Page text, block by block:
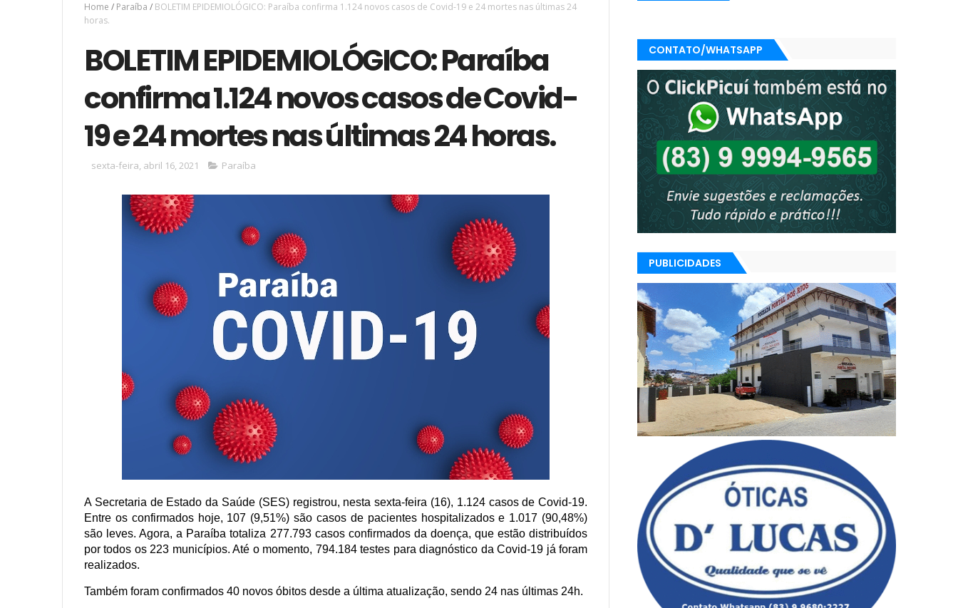
Home / Paraíba / BOLETIM EPIDEMIOLÓGICO: Paraíba confirma 1.124 novos casos de Covid-19 e 24 mortes nas últimas 24
horas.
BOLETIM EPIDEMIOLÓGICO: Paraíba
confirma 1.124 novos casos de Covid-
19 e 24 mortes nas últimas 24 horas.
sexta-feira, abril 16, 2021 Paraíba
A Secretaria de Estado da Saúde (SES) registrou, nesta sexta-feira (16), 1.124 casos de Covid-19.
Entre os confirmados hoje, 107 (9,51%) são casos de pacientes hospitalizados e 1.017 (90,48%)
são leves. Agora, a Paraíba totaliza 277.793 casos confirmados da doença, que estão distribuídos
por todos os 223 municípios. Até o momento, 794.184 testes para diagnóstico da Covid-19 já foram
realizados.
Também foram confirmados 40 novos óbitos desde a última atualização, sendo 24 nas últimas 24h.
CONTATO/WHATSAPP
PUBLICIDADES